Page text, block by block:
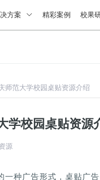
方案 精彩案例 校果
师范大学校园桌贴资源介绍
学校园桌贴资源
源
种广告形式，桌贴广